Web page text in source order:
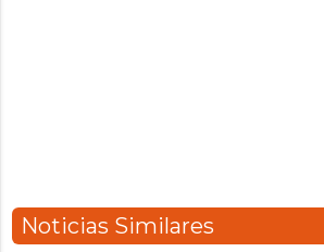
Noticias Similares